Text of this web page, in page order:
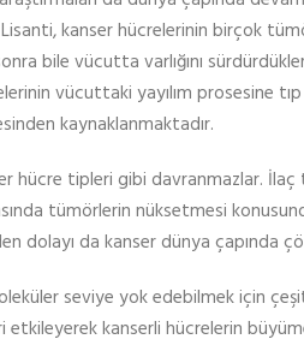
kanser hücrelerinin birçok
bile vücutta varlığını
vücuttaki yayılım prosesine
kaynaklanmaktadır.
hücre tipleri gibi davranmazlar.
tümörlerin nüksetmesi
dolayı da kanser dünya çapında
seviye yok edebilmek için
etkileyerek kanserli hücrelerin